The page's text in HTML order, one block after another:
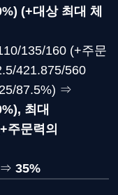
(+대상 최대 체
135/160 (+주문
421.875/560
87.5%) ⇒
최대
주문력의
⇒ 35%